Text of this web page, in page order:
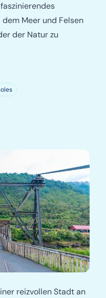
Meer und Felsen
der Natur zu
reizvollen Stadt an